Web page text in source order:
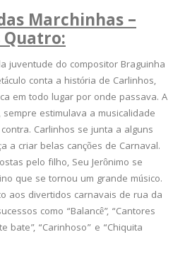
Marchinhas –
juventude do compositor Braguinha
conta a história de Carlinhos,
em todo lugar por onde passava. A
sempre estimulava a musicalidade
Carlinhos se junta a alguns
a criar belas canções de Carnaval.
pelo filho, Seu Jerônimo se
que se tornou um grande músico.
aos divertidos carnavais de rua da
como “Balancê”, “Cantores
bate”, “Carinhoso” e “Chiquita